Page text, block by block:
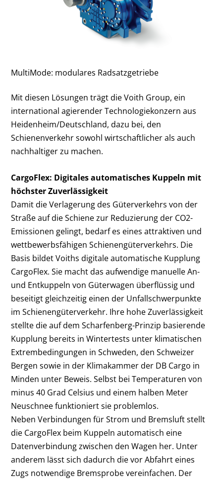
MultiMode: modulares Radsatzgetriebe
Mit diesen Lösungen trägt die Voith Group, ein
international agierender Technologiekonzern aus
Heidenheim/Deutschland, dazu bei, den
Schienenverkehr sowohl wirtschaftlicher als auch
nachhaltiger zu machen.
CargoFlex: Digitales automatisches Kuppeln mit
höchster Zuverlässigkeit
Damit die Verlagerung des Güterverkehrs von der
Straße auf die Schiene zur Reduzierung der CO2-
Emissionen gelingt, bedarf es eines attraktiven und
wettbewerbsfähigen Schienengüterverkehrs. Die
Basis bildet Voiths digitale automatische Kupplung
CargoFlex. Sie macht das aufwendige manuelle An-
und Entkuppeln von Güterwagen überflüssig und
beseitigt gleichzeitig einen der Unfallschwerpunkte
im Schienengüterverkehr. Ihre hohe Zuverlässigkeit
stellte die auf dem Scharfenberg-Prinzip basierende
Kupplung bereits in Wintertests unter klimatischen
Extrembedingungen in Schweden, den Schweizer
Bergen sowie in der Klimakammer der DB Cargo in
Minden unter Beweis. Selbst bei Temperaturen von
minus 40 Grad Celsius und einem halben Meter
Neuschnee funktioniert sie problemlos.
Neben Verbindungen für Strom und Bremsluft stellt
die CargoFlex beim Kuppeln automatisch eine
Datenverbindung zwischen den Wagen her. Unter
anderem lässt sich dadurch die vor Abfahrt eines
Zugs notwendige Bremsprobe vereinfachen. Der